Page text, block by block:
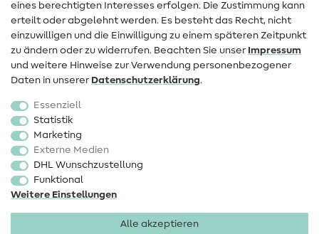
Widerrufsrecht
Beliebt
Stoffe
Sale
Schnittmuster
eines berechtigten Interesses erfolgen. Die Zustimmung kann
erteilt oder abgelehnt werden. Es besteht das Recht, nicht
einzuwilligen und die Einwilligung zu einem späteren Zeitpunkt
zu ändern oder zu widerrufen. Beachten Sie unser Impressum
und weitere Hinweise zur Verwendung personenbezogener
Daten in unserer Daten­schutz­erklärung.
Essenziell
Statistik
Marketing
Externe Medien
DHL Wunschzustellung
Funktional
Weitere Einstellungen
Alle akzeptieren